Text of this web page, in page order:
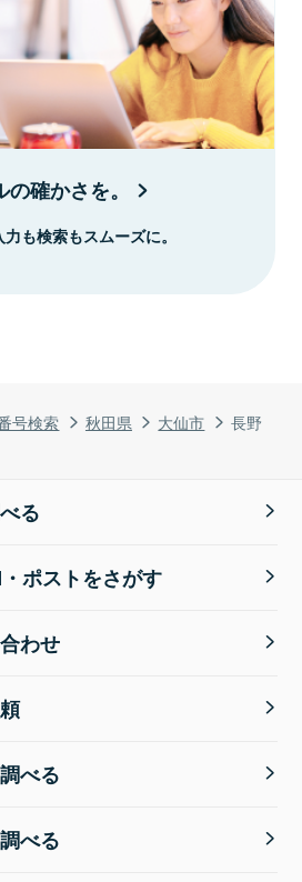
号検索 秋田県 大仙市 長野
確かさを。
も検索もスムーズに。
る
ポストをさがす
わせ
べる
べる